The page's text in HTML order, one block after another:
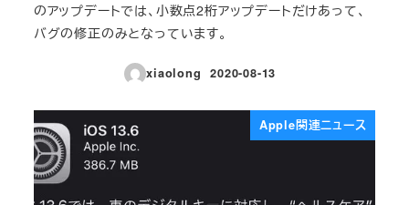
のアップデートでは、小数点2桁アップデートだけあって、
バグの修正のみとなっています。
xiaolong
投稿日
2020-08-13
Apple関連ニュース